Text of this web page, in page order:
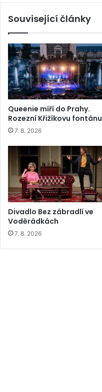
Související články
Queenie míří do Prahy.
Rozezní Křižíkovu fontánu
7. 8. 2026
Divadlo Bez zábradlí ve
Voděrádkách
7. 8. 2026